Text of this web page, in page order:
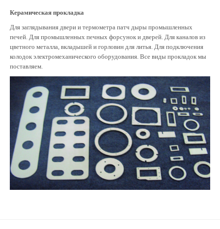
Керамическая прокладка
Для заглядывания двери и термометра патч дыры промышленных
печей. Для промышленных печных форсунок и дверей. Для каналов из
цветного металла, вкладышей и горловин для литья. Для подключения
колодок электромеханического оборудования. Все виды прокладок мы
поставляем.